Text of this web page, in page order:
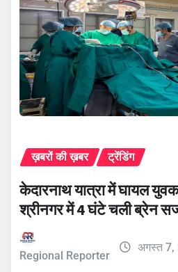
ख़बरों की ख़बर ट्रेंडिंग
केदारनाथ यात्रा में घायल
श्रीनगर में 4 घंटे चली ब्रेन
Regional Reporter
अगस्त 7,